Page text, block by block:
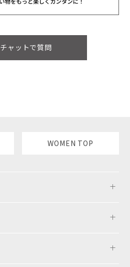
チャットで質問
WOMEN TOP